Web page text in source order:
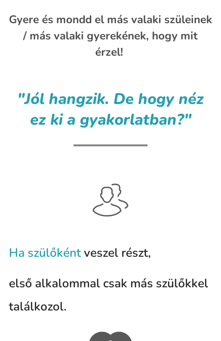
Gyere és mondd el más valaki szüleinek
/ más valaki gyerekének, hogy mit
érzel!
"Jól hangzik. De hogy néz
ez ki a gyakorlatban?"
Ha szülőkéntveszel részt,
első alkalommal csak más szülőkkel
találkozol.